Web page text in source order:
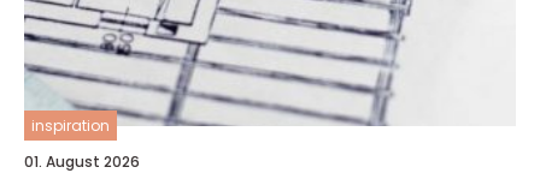
inspiration
01. August 2026